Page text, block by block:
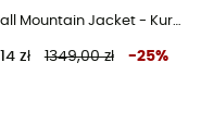
Firewall Mountain Jacket - Kurtka z membraną meska
zł 1349,00 zł -25%